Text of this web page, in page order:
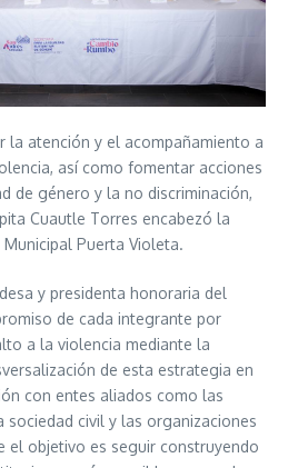
la atención y el acompañamiento a
así como fomentar acciones
de género y la no discriminación,
Cuautle Torres encabezó la
Puerta Violeta.
y presidenta honoraria del
de cada integrante por
a la violencia mediante la
de esta estrategia en
con entes aliados como las
sociedad civil y las organizaciones
el objetivo es seguir construyendo